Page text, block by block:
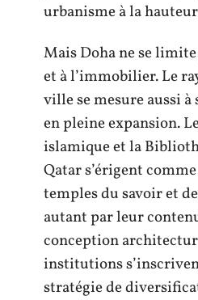
urbanisme à la
Mais Doha ne se limite
et à l’immobilier. Le
ville se mesure aussi
en pleine expansion.
islamique et la
Qatar s’érigent
temples du savoir et
autant par leur
conception
institutions
stratégie de